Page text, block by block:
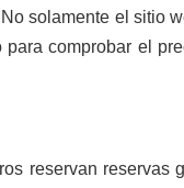
solamente el sitio
comprobar el
reservan reservas